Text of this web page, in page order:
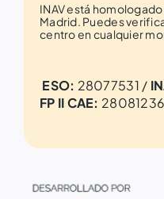
INAV está
Madrid. Puedes
centro en cualquier
ESO: 28077531 /
FP II CAE: 28081236